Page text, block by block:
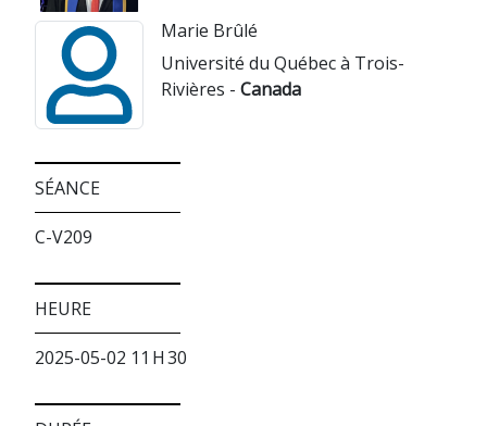
Marie Brûlé
Université du Québec à Trois-
Rivières - Canada
SÉANCE
C-V209
HEURE
2025-05-02 11 H 30